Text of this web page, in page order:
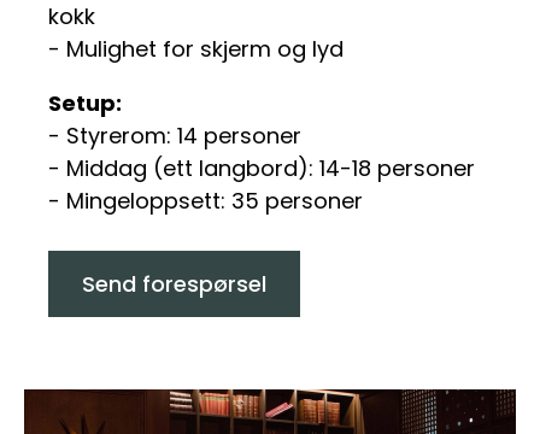
kokk
- Mulighet for skjerm og lyd
Setup:
- Styrerom: 14 personer
- Middag (ett langbord): 14-18 personer
- Mingeloppsett: 35 personer
Send forespørsel